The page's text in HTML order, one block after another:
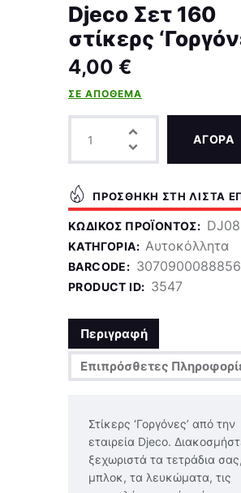
Djeco Σετ 160
στίκερς
4,00 €
ΣΕ ΑΠΌΘΕΜΑ
ΑΓΟΡΑ
ΠΡΟΣΘΉΚΗ ΣΤΗ ΛΊΣΤΑ
ΚΩΔΙΚΌΣ ΠΡΟΪΌΝΤΟΣ:
ΚΑΤΗΓΟΡΊΑ: Αυτοκόλλητα
BARCODE: 3070900088856
PRODUCT ID: 3547
Περιγραφή
Επιπρόσθετες
Στίκερς ‘Γοργόνες’ από την
εταιρεία Djeco.
ξεχωριστά τα τετράδια
μπλοκ, τα λευκώματα, τις